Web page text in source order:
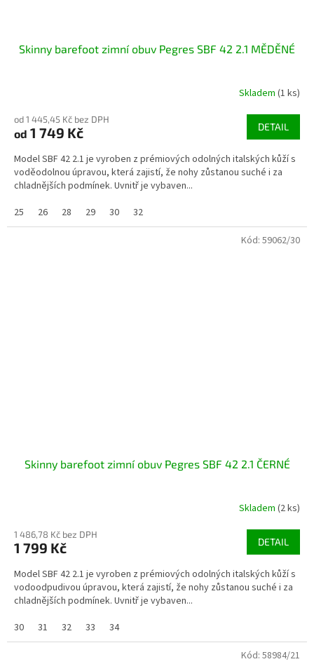
Skinny barefoot zimní obuv Pegres SBF 42 2.1 MĚDĚNÉ
Skladem (1 ks)
od 1 445,45 Kč bez DPH
od 1 749 Kč DETAIL
Model SBF 42 2.1 je vyroben z prémiových odolných italských kůží s
voděodolnou úpravou, která zajistí, že nohy zůstanou suché i za
chladnějších podmínek. Uvnitř je vybaven...
25
26 28 29 30 32
Skinny barefoot zimní obuv Pegres SBF 42 2.1 ČERNÉ
Skladem (2 ks)
1 486,78 Kč bez DPH
1 799 Kč DETAIL
Model SBF 42 2.1 je vyroben z prémiových odolných italských kůží s
vodoodpudivou úpravou, která zajistí, že nohy zůstanou suché i za
chladnějších podmínek. Uvnitř je vybaven...
30
31 32 33 34
Kód: 59062/30
Kód: 58984/21